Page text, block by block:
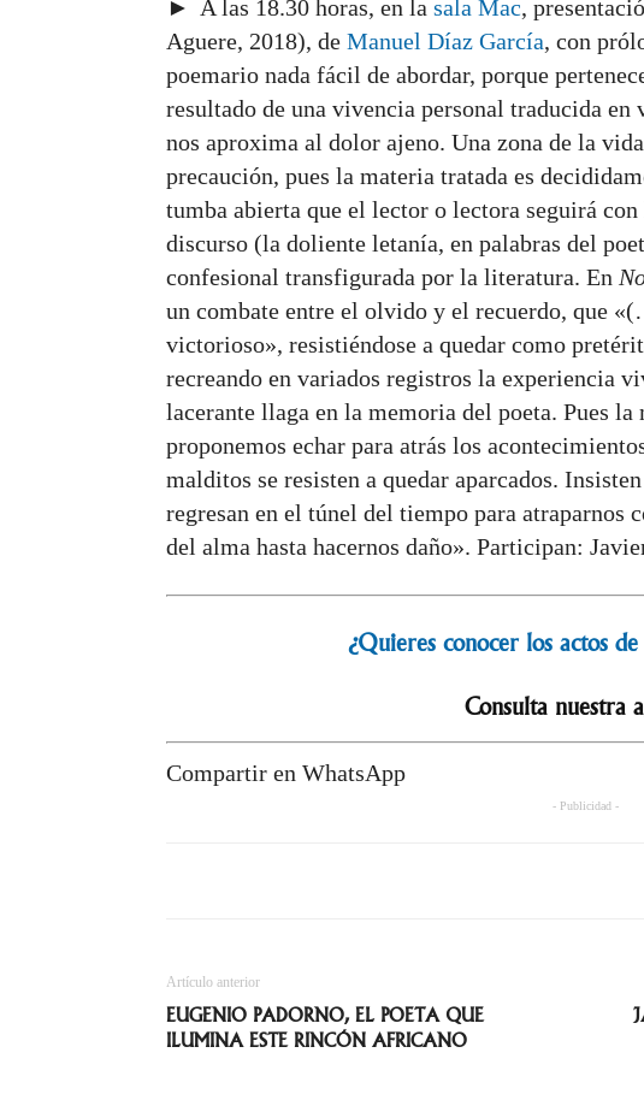
► A las 18.30 horas, en la sala Mac,
Aguere, 2018), de Manuel Díaz García, con
poemario nada fácil de abordar, porque
resultado de una vivencia personal traducida
nos aproxima al dolor ajeno. Una zona de la
precaución, pues la materia tratada es
tumba abierta que el lector o lectora seguirá
discurso (la doliente letanía, en palabras del
confesional transfigurada por la literatura. En
un combate entre el olvido y el recuerdo, que
victorioso», resistiéndose a quedar como
recreando en variados registros la experiencia
lacerante llaga en la memoria del poeta. Pues
proponemos echar para atrás los
malditos se resisten a quedar aparcados.
regresan en el túnel del tiempo para atraparnos
del alma hasta hacernos daño». Participan:
¿Quieres conocer los actos
Consulta nuestra
Compartir en WhatsApp
- Publicidad -
Artículo anterior
EUGENIO PADORNO, EL POETA QUE
ILUMINA ESTE RINCÓN AFRICANO